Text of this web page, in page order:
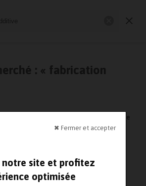
✖ Fermer et accepter
notre site et profitez
optimisée
: « fabrication
Fabrication additive : Ocyan s’associe à Spare
Parts 3D pour accélérer son adoption de
Schneider Electric fait de la
additive un fer de lance